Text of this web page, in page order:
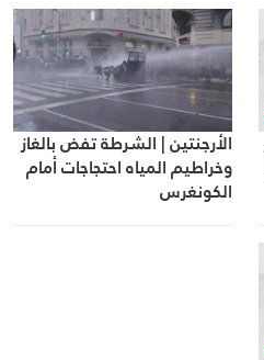
الأرجنتين | الشرطة تفض بالغاز
وخراطيم المياه احتجاجات أمام
الكونغرس